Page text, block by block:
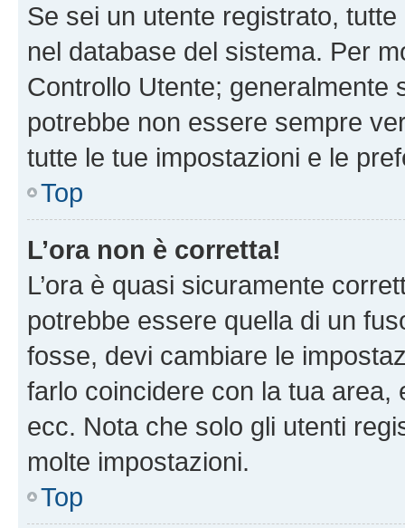
Se sei un utente registrato,
nel database del sistema. Per
Controllo Utente; generalmente
potrebbe non essere sempre
tutte le tue impostazioni e le
Top
L’ora non è corretta!
L’ora è quasi sicuramente
potrebbe essere quella di un
fosse, devi cambiare le
farlo coincidere con la tua area,
ecc. Nota che solo gli utenti
molte impostazioni.
Top